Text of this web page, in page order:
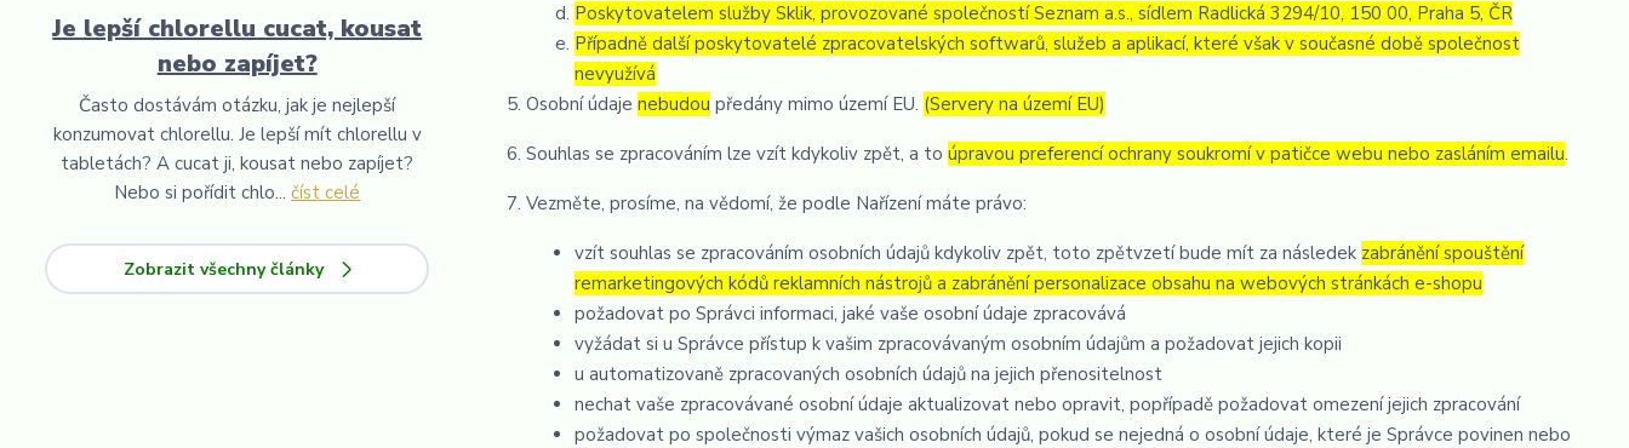
Je lepší chlorellu cucat, kousat
nebo zapíjet?
Často dostávám otázku, jak je nejlepší
konzumovat chlorellu. Je lepší mít chlorellu v
tabletách? A cucat ji, kousat nebo zapíjet?
Nebo si pořídit chlo...číst celé
Zobrazit všechny články
Poskytovatelem služby Sklik, provozované společností Seznam a.s., sídlem Radlická 3294/10, 150 00, Praha 5, ČR
Případně další poskytovatelé zpracovatelských softwarů, služeb a aplikací, které však v současné době společnost
nevyužívá
Osobní údajenebudou předány mimo území EU. (Servery na území EU)
Souhlas se zpracováním lze vzít kdykoliv zpět, a toúpravou preferencí ochrany soukromí v patičce webu nebo zasláním emailu.
Vezměte, prosíme, na vědomí, že podle Nařízení máte právo:
vzít souhlas se zpracováním osobních údajů kdykoliv zpět, toto zpětvzetí bude mít za následek zabránění spouštění
remarketingových kódů reklamních nástrojů a zabránění personalizace obsahu na webových stránkách e-shopu
požadovat po Správci informaci, jaké vaše osobní údaje zpracovává
vyžádat si u Správce přístup k vašim zpracovávaným osobním údajům a požadovat jejich kopii
u automatizovaně zpracovaných osobních údajů na jejich přenositelnost
nechat vaše zpracovávané osobní údaje aktualizovat nebo opravit, popřípadě požadovat omezení jejich zpracování
požadovat po společnosti výmaz vašich osobních údajů, pokud se nejedná o osobní údaje, které je Správce povinen nebo